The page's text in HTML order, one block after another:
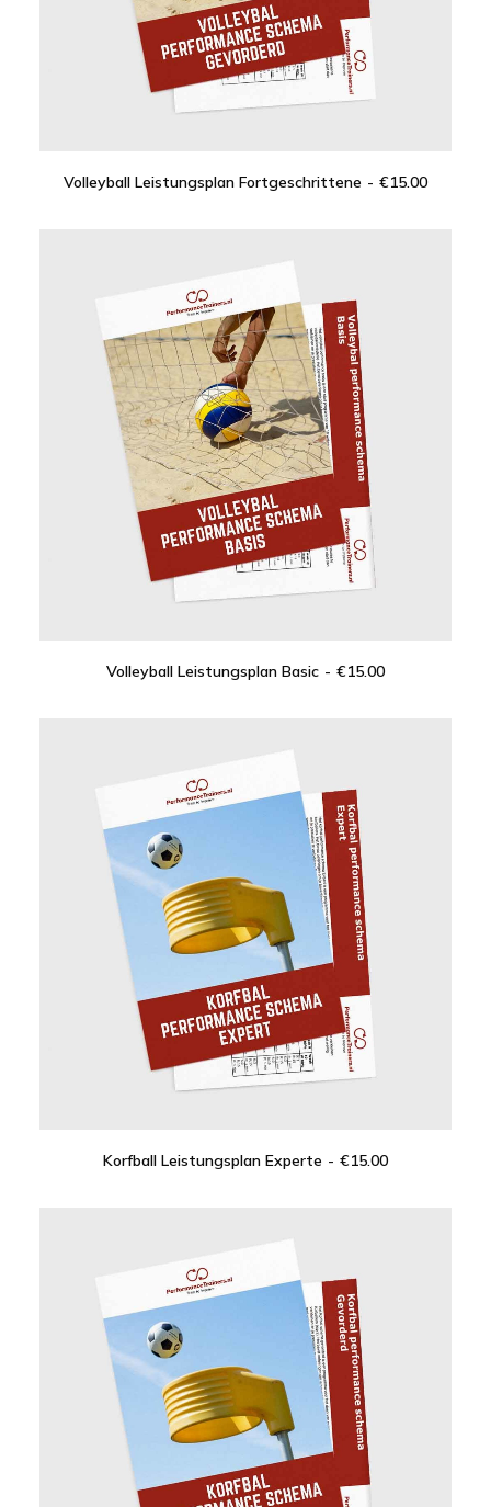
IN DEN WARENKORB
Volleyball Leistungsplan Fortgeschrittene €15.00
IN DEN WARENKORB
Volleyball Leistungsplan Basic €15.00
IN DEN WARENKORB
Korfball Leistungsplan Experte €15.00